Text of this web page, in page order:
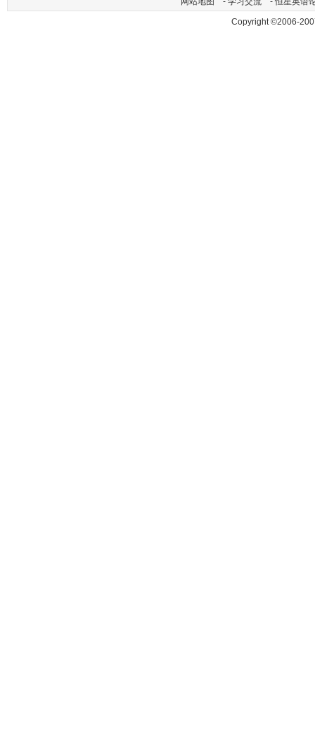
Copyright ©2006-